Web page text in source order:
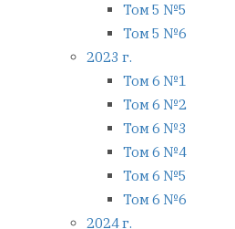
Том 5 №5
Том 5 №6
2023 г.
Том 6 №1
Том 6 №2
Том 6 №3
Том 6 №4
Том 6 №5
Том 6 №6
2024 г.